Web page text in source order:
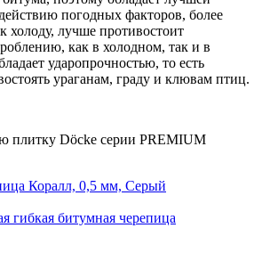
погодных факторов, более
холоду, лучше противостоит
как в холодном, так и в
ударопрочностью, то есть
ураганам, граду и клювам птиц.
плитку Döcke серии PREMIUM
Коралл, 0,5 мм, Серый
гибкая битумная черепица